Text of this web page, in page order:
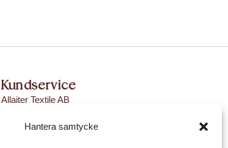
Hantera samtycke
Kundservice
Allaiter Textile AB
Allmänna villkor